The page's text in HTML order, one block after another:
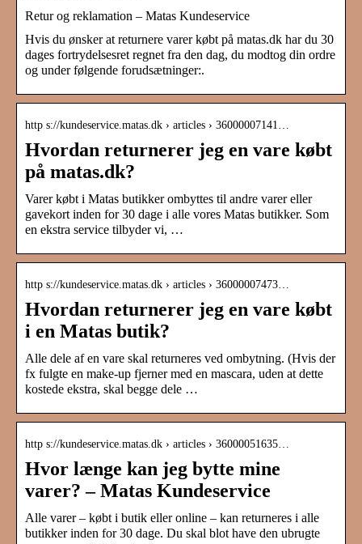
Retur og reklamation – Matas Kundeservice
Hvis du ønsker at returnere varer købt på matas.dk har du 30
dages fortrydelsesret regnet fra den dag, du modtog din ordre
og under følgende forudsætninger:.
http s://kundeservice.matas.dk › articles › 36000007141…
Hvordan returnerer jeg en vare købt
på matas.dk?
Varer købt i Matas butikker ombyttes til andre varer eller
gavekort inden for 30 dage i alle vores Matas butikker. Som
en ekstra service tilbyder vi, …
http s://kundeservice.matas.dk › articles › 36000007473…
Hvordan returnerer jeg en vare købt
i en Matas butik?
Alle dele af en vare skal returneres ved ombytning. (Hvis der
fx fulgte en make-up fjerner med en mascara, uden at dette
kostede ekstra, skal begge dele …
http s://kundeservice.matas.dk › articles › 36000051635…
Hvor længe kan jeg bytte mine
varer? – Matas Kundeservice
Alle varer – købt i butik eller online – kan returneres i alle
butikker inden for 30 dage. Du skal blot have den ubrugte